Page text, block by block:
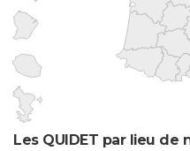
Les QUIDET par lieu de